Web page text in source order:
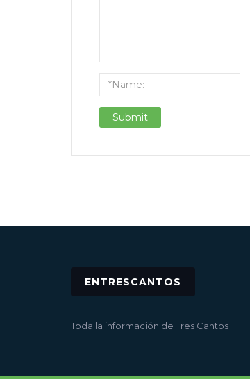
ENTRESCANTOS
Toda la información de Tres Cantos